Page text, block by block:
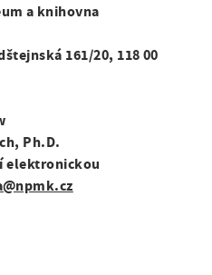
a knihovna
161/20, 118 00
Ph.D.
elektronickou